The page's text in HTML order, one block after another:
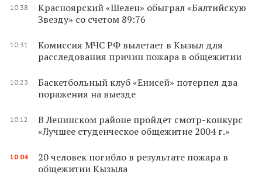
10:38
Красноярский «Шелен» обыграл «Балтийскую
Звезду» со счетом 89:76
10:31
Комиссия МЧС РФ вылетает в Кызыл для
расследования причин пожара в общежитии
10:23
Баскетбольный клуб «Енисей» потерпел два
поражения на выезде
10:12
В Ленинском районе пройдет смотр-конкурс
«Лучшее студенческое общежитие 2004 г.»
10:04
20 человек погибло в результате пожара в
общежитии Кызыла